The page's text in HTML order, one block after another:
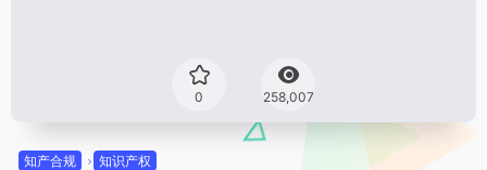
0 258,007
知产合规 知识产权